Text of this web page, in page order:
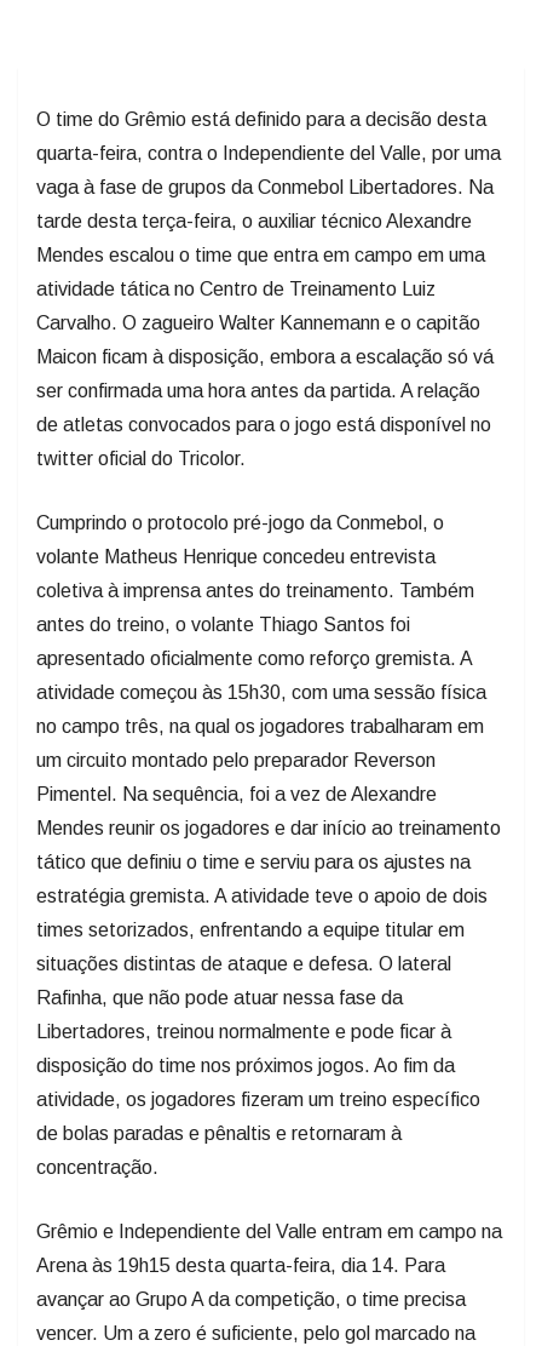
O time do Grêmio está definido para a decisão desta
quarta-feira, contra o Independiente del Valle, por uma
vaga à fase de grupos da Conmebol Libertadores. Na
tarde desta terça-feira, o auxiliar técnico Alexandre
Mendes escalou o time que entra em campo em uma
atividade tática no Centro de Treinamento Luiz
Carvalho. O zagueiro Walter Kannemann e o capitão
Maicon ficam à disposição, embora a escalação só vá
ser confirmada uma hora antes da partida. A relação
de atletas convocados para o jogo está disponível no
twitter oficial do Tricolor.
Cumprindo o protocolo pré-jogo da Conmebol, o
volante Matheus Henrique concedeu entrevista
coletiva à imprensa antes do treinamento. Também
antes do treino, o volante Thiago Santos foi
apresentado oficialmente como reforço gremista. A
atividade começou às 15h30, com uma sessão física
no campo três, na qual os jogadores trabalharam em
um circuito montado pelo preparador Reverson
Pimentel. Na sequência, foi a vez de Alexandre
Mendes reunir os jogadores e dar início ao treinamento
tático que definiu o time e serviu para os ajustes na
estratégia gremista. A atividade teve o apoio de dois
times setorizados, enfrentando a equipe titular em
situações distintas de ataque e defesa. O lateral
Rafinha, que não pode atuar nessa fase da
Libertadores, treinou normalmente e pode ficar à
disposição do time nos próximos jogos. Ao fim da
atividade, os jogadores fizeram um treino específico
de bolas paradas e pênaltis e retornaram à
concentração.
Grêmio e Independiente del Valle entram em campo na
Arena às 19h15 desta quarta-feira, dia 14. Para
avançar ao Grupo A da competição, o time precisa
vencer. Um a zero é suficiente, pelo gol marcado na